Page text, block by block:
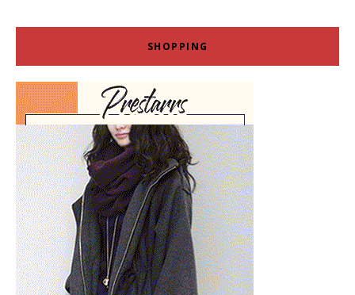
SHOPPING